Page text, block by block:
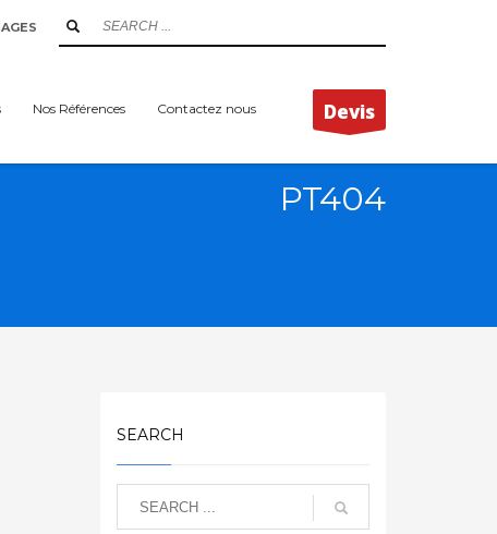
Nos Références Contactez nous Devis
PT404
SEARCH